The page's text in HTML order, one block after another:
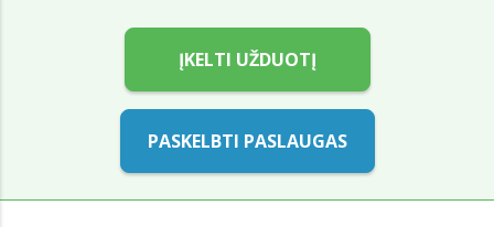
ĮKELTI UŽDUOTĮ
PASKELBTI PASLAUGAS